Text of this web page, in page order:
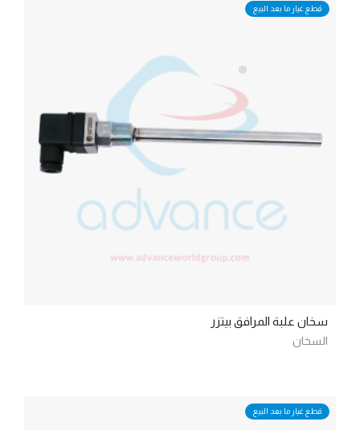
قطع غيار ما بعد البيع
سخان علبة المرافق بيتزر
السخان
قطع غيار ما بعد البيع